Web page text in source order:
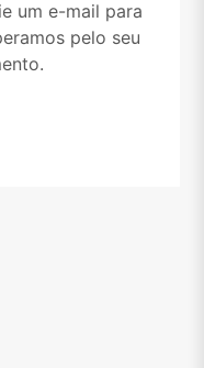
um e-mail para
pelo seu